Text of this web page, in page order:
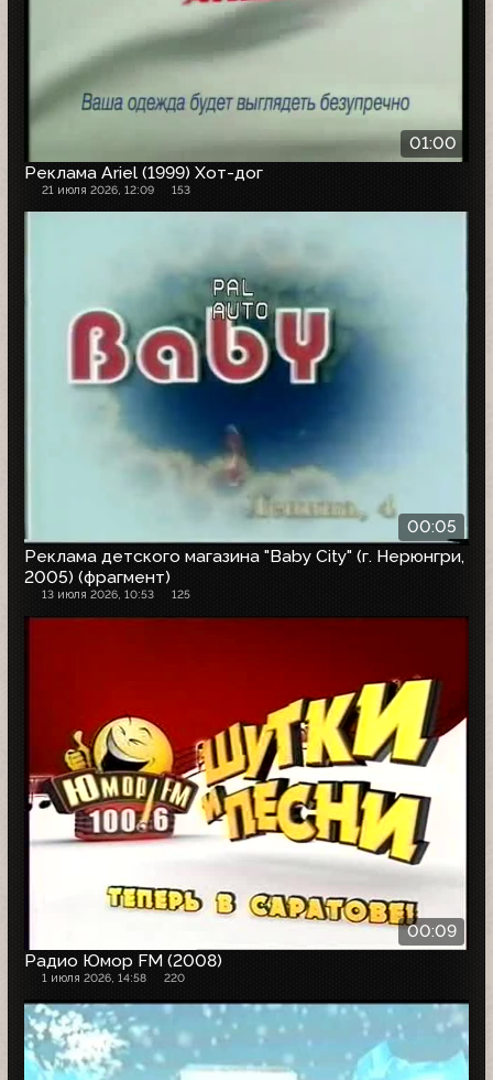
01:00
Реклама Ariel (1999) Хот-дог
21 июля 2026, 12:09 153
00:05
Реклама детского магазина "Baby City" (г. Нерюнгри,
2005) (фрагмент)
13 июля 2026, 10:53 125
00:09
Радио Юмор FM (2008)
1 июля 2026, 14:58 220